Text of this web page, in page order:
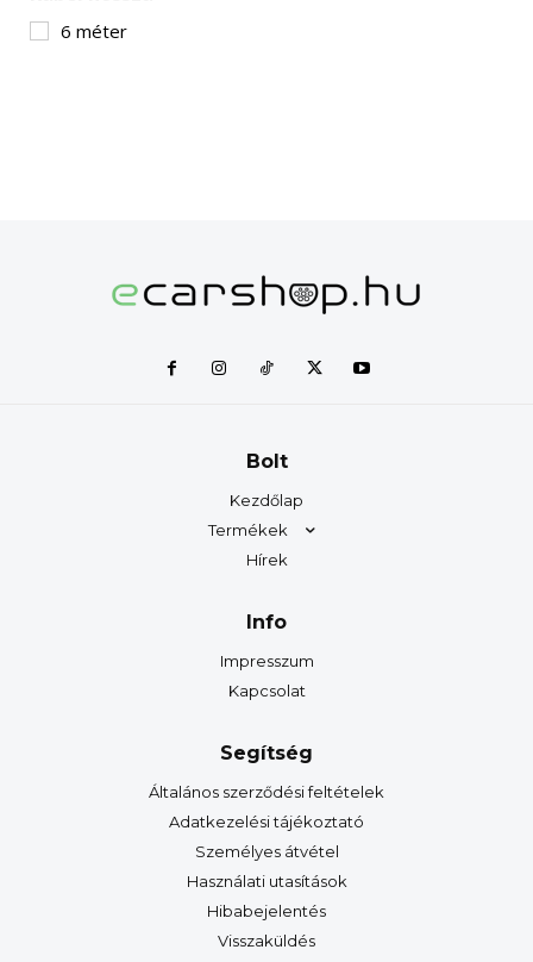
6 méter
Bolt
Kezdőlap
Termékek
Hírek
Info
Impresszum
Kapcsolat
Segítség
Általános szerződési feltételek
Adatkezelési tájékoztató
Személyes átvétel
Használati utasítások
Hibabejelentés
Visszaküldés